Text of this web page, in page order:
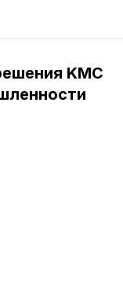
KMC